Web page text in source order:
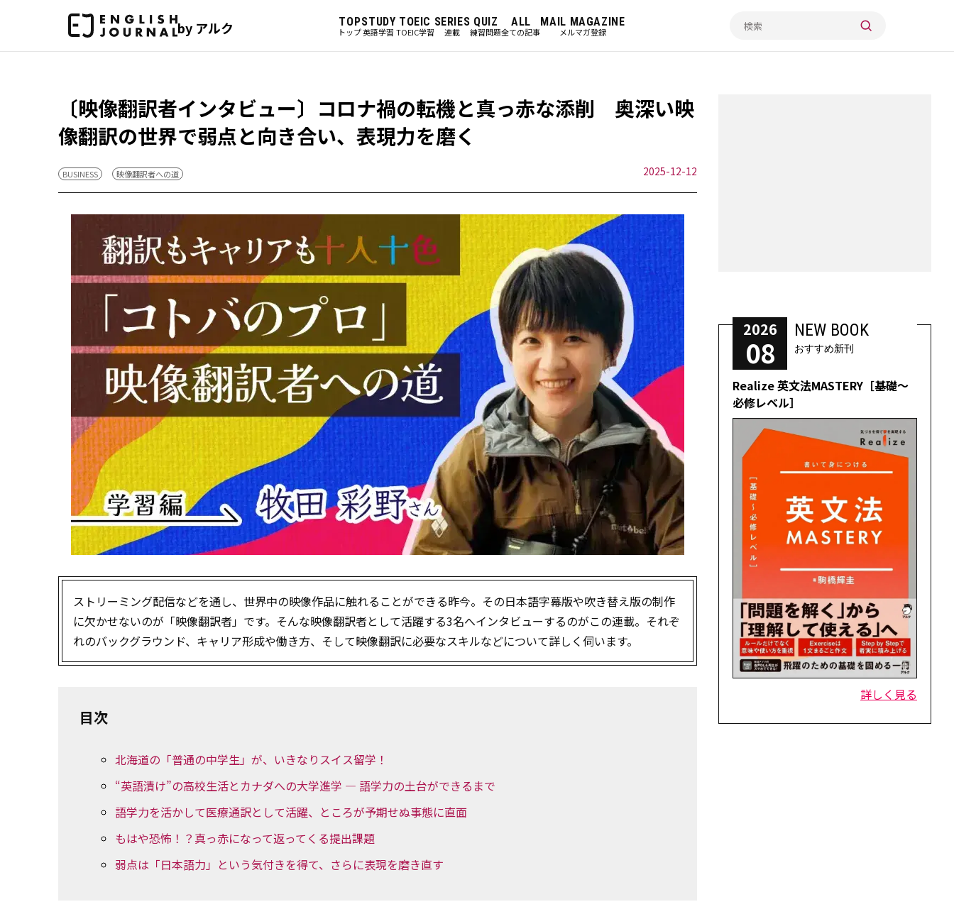
by アルク TOP
トップ
STUDY
英語学習
TOEIC
TOEIC学習
SERIES
連載
QUIZ
練習問題
ALL
全ての記事
MAIL MAGAZINE
メルマガ登録
〔映像翻訳者インタビュー〕コロナ禍の転機と真っ赤な添削 奥深い映
像翻訳の世界で弱点と向き合い、表現力を磨く
BUSINESS 映像翻訳者への道 2025-12-12
ストリーミング配信などを通し、世界中の映像作品に触れることができる昨今。その日本語字幕版や吹き替え版の制作
に欠かせないのが「映像翻訳者」です。そんな映像翻訳者として活躍する3名へインタビューするのがこの連載。それぞ
れのバックグラウンド、キャリア形成や働き方、そして映像翻訳に必要なスキルなどについて詳しく伺います。
目次
北海道の「普通の中学生」が、いきなりスイス留学！
“英語漬け”の高校生活とカナダへの大学進学 — 語学力の土台ができるまで
語学力を活かして医療通訳として活躍、ところが予期せぬ事態に直面
もはや恐怖！？真っ赤になって返ってくる提出課題
弱点は「日本語力」という気付きを得て、さらに表現を磨き直す
2026
08
NEW BOOK
おすすめ新刊
Realize 英文法MASTERY［基礎～
必修レベル］
詳しく見る